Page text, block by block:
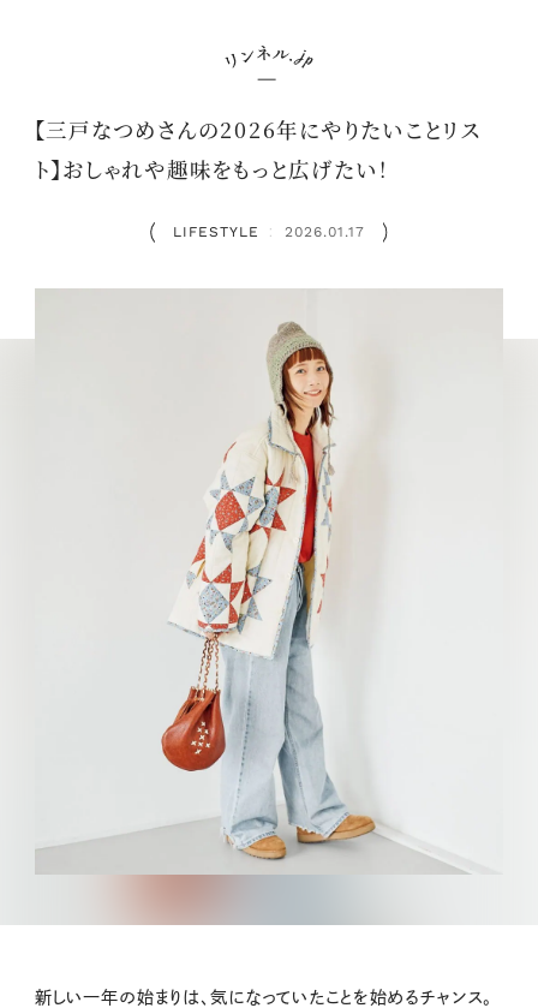
【三戸なつめさんの2026年にやりたいことリス
ト】おしゃれや趣味をもっと広げたい！
LIFESTYLE ： 2026.01.17
新しい一年の始まりは、気になっていたことを始めるチャンス。